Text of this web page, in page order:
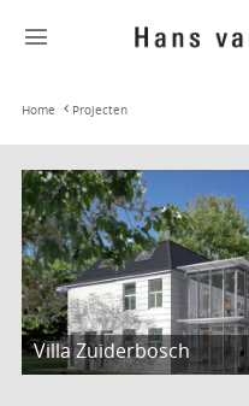
Home Projecten
Villa Zuiderbosch